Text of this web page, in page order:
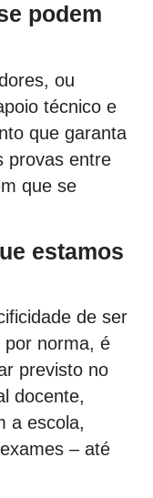
podem
ou
técnico e
que garanta
provas entre
que se
estamos
de ser
por norma, é
previsto no
docente,
a escola,
– até